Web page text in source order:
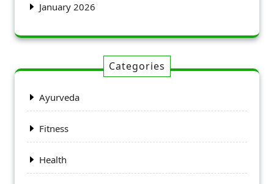
January 2026
Categories
Ayurveda
Fitness
Health